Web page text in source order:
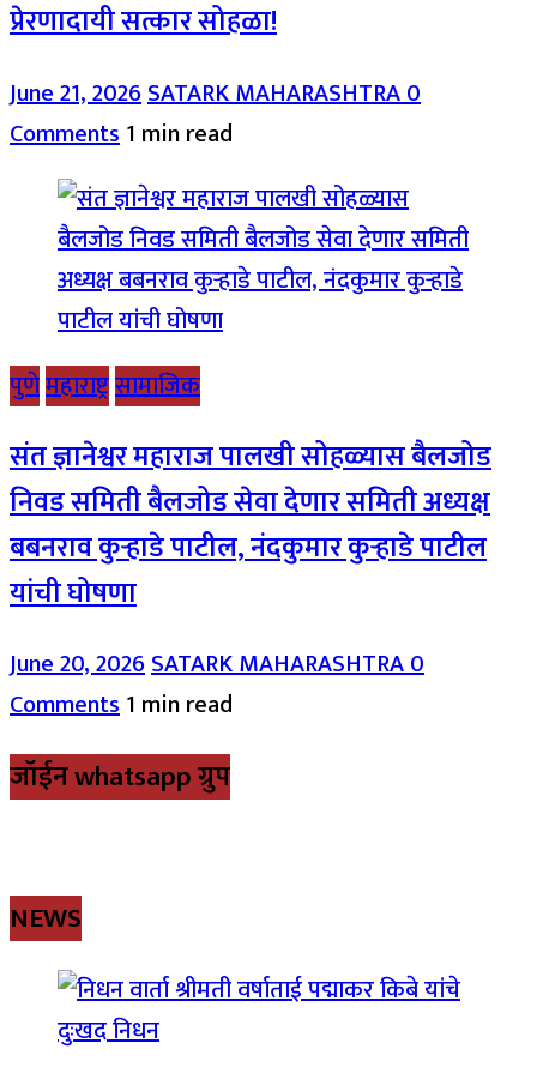
प्रेरणादायी सत्कार सोहळा!
June 21, 2026SATARK MAHARASHTRA0
Comments1 min read
पुणेमहाराष्ट्रसामाजिक
संत ज्ञानेश्वर महाराज पालखी सोहळ्यास बैलजोड
निवड समिती बैलजोड सेवा देणार समिती अध्यक्ष
बबनराव कुऱ्हाडे पाटील, नंदकुमार कुऱ्हाडे पाटील
यांची घोषणा
June 20, 2026SATARK MAHARASHTRA0
Comments1 min read
जॉईन whatsapp ग्रुप
NEWS